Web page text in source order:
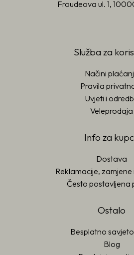
Froudeova ul. 1,
Služba za
Načini
Pravila
Uvjeti i
Veleprodaja
Info za
Dostava
Reklamacije,
Često postavljena
Ostalo
Besplatno
Blog